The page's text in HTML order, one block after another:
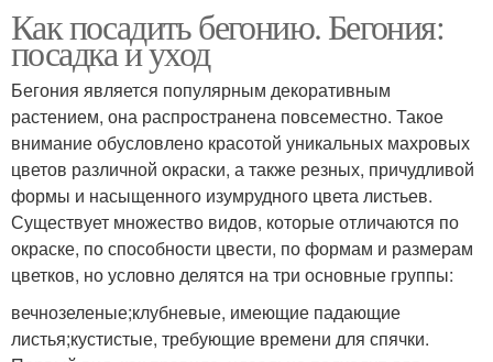
Как посадить бегонию. Бегония:
посадка и уход
Бегония является популярным декоративным
растением, она распространена повсеместно. Такое
внимание обусловлено красотой уникальных махровых
цветов различной окраски, а также резных, причудливой
формы и насыщенного изумрудного цвета листьев.
Существует множество видов, которые отличаются по
окраске, по способности цвести, по формам и размерам
цветков, но условно делятся на три основные группы:
вечнозеленые;клубневые, имеющие падающие
листья;кустистые, требующие времени для спячки.